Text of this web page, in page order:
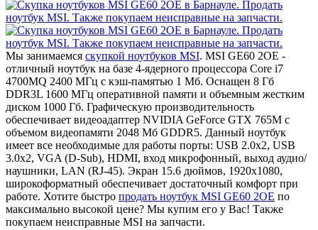
Мы занимаемся скупкой ноутбуков MSI. MSI GE60 2OE -
отличный ноутбук на базе 4-ядерного процессора Core i7
4700MQ 2400 МГц с кэш-памятью 1 Мб. Оснащен 8 Гб
DDR3L 1600 МГц оперативной памяти и объемным жестким
диском 1000 Гб. Графическую производительность
обеспечивает видеоадаптер NVIDIA GeForce GTX 765M с
объемом видеопамяти 2048 Мб GDDR5. Данный ноутбук
имеет все необходимые для работы порты: USB 2.0x2, USB
3.0x2, VGA (D-Sub), HDMI, вход микрофонный, выход аудио/
наушники, LAN (RJ-45). Экран 15.6 дюймов, 1920x1080,
широкоформатный обеспечивает достаточный комфорт при
работе. Хотите быстро продать ноутбук MSI GE60 2OE по
максимально высокой цене? Мы купим его у Вас! Также
покупаем неисправные MSI на запчасти.